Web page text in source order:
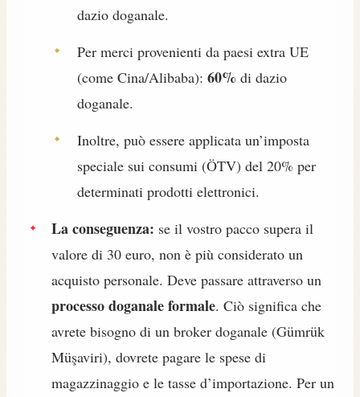
dazio doganale.
Per merci provenienti da paesi extra UE
(come Cina/Alibaba): 60% di dazio
doganale.
Inoltre, può essere applicata un’imposta
speciale sui consumi (ÖTV) del 20% per
determinati prodotti elettronici.
La conseguenza: se il vostro pacco supera il
valore di 30 euro, non è più considerato un
acquisto personale. Deve passare attraverso un
processo doganale formale. Ciò significa che
avrete bisogno di un broker doganale (Gümrük
Müşaviri), dovrete pagare le spese di
magazzinaggio e le tasse d’importazione. Per un